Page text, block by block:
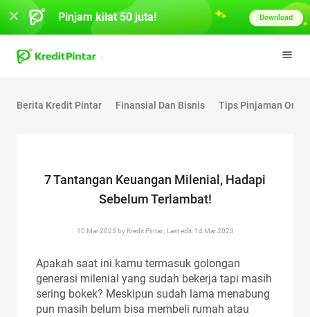
Berita Kredit Pintar Finansial Dan Bisnis Tips Pinjaman
7 Tantangan Keuangan Milenial, Hadapi
Sebelum Terlambat!
10 Mar 2023 by Kredit Pintar., Last edit: 14 Mar 2023
Apakah saat ini kamu termasuk golongan
generasi milenial yang sudah bekerja tapi masih
sering bokek? Meskipun sudah lama menabung
pun masih belum bisa membeli rumah atau
Pinjam kilat 50 juta! Download